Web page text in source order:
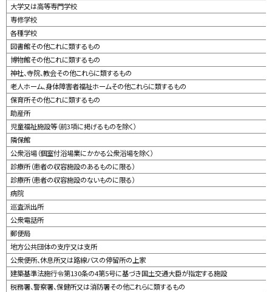
大学又は高等専門学校
専修学校
各種学校
図書館その他これに類するもの
博物館その他これに類するもの
神社、寺院、教会その他これらに類するもの
老人ホーム、身体障害者福祉ホームその他これらに類するもの
保育所その他これに類するもの
助産所
児童福祉施設等（前3項に掲げるものを除く）
隣保館
公衆浴場（個室付浴場業にかかる公衆浴場を除く）
診療所（患者の収容施設のあるものに限る）
診療所（患者の収容施設のないものに限る）
病院
巡査派出所
公衆電話所
郵便局
地方公共団体の支庁又は支所
公衆便所、休息所又は路線バスの停留所の上家
建築基準法施行令第130条の4第5号に基づき国土交通大臣が指定する施設
税務署、警察署、保健所又は消防署その他これらに類するもの